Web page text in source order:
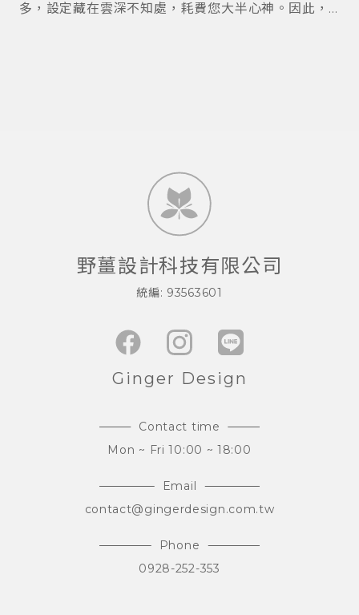
多，設定藏在雲深不知處，耗費您大半心神。因此，
野薑設計科技有限公司
統編: 93563601
Ginger Design
Contact time
Mon ~ Fri 10:00 ~ 18:00
Email
contact@gingerdesign.com.tw
Phone
0928-252-353